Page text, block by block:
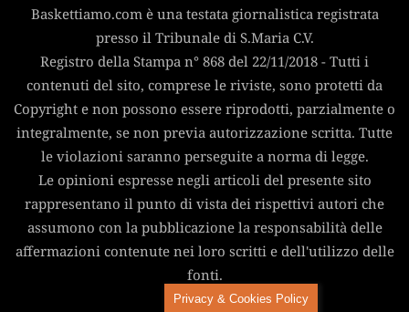
Baskettiamo.com è una testata giornalistica registrata
presso il Tribunale di S.Maria C.V.
Registro della Stampa n° 868 del 22/11/2018 - Tutti i
contenuti del sito, comprese le riviste, sono protetti da
Copyright e non possono essere riprodotti, parzialmente o
integralmente, se non previa autorizzazione scritta. Tutte
le violazioni saranno perseguite a norma di legge.
Le opinioni espresse negli articoli del presente sito
rappresentano il punto di vista dei rispettivi autori che
assumono con la pubblicazione la responsabilità delle
affermazioni contenute nei loro scritti e dell'utilizzo delle
fonti.
Privacy & Cookies Policy